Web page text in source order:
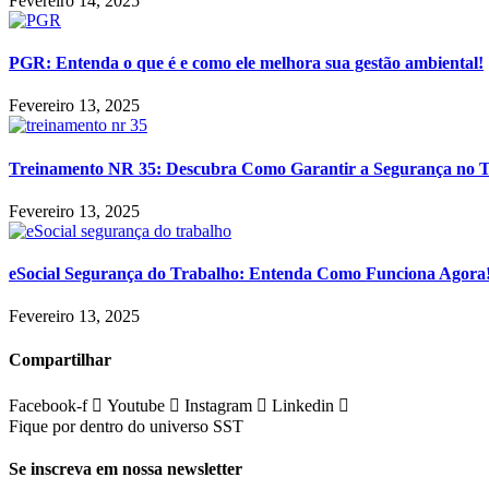
PGR: Entenda o que é e como ele melhora sua gestão ambiental!
Fevereiro 13, 2025
Treinamento NR 35: Descubra Como Garantir a Segurança no
Fevereiro 13, 2025
eSocial Segurança do Trabalho: Entenda Como Funciona Agora!
Fevereiro 13, 2025
Compartilhar
Facebook-f Youtube Instagram
Linkedin
Fique por dentro do universo SST
Se inscreva em nossa newsletter